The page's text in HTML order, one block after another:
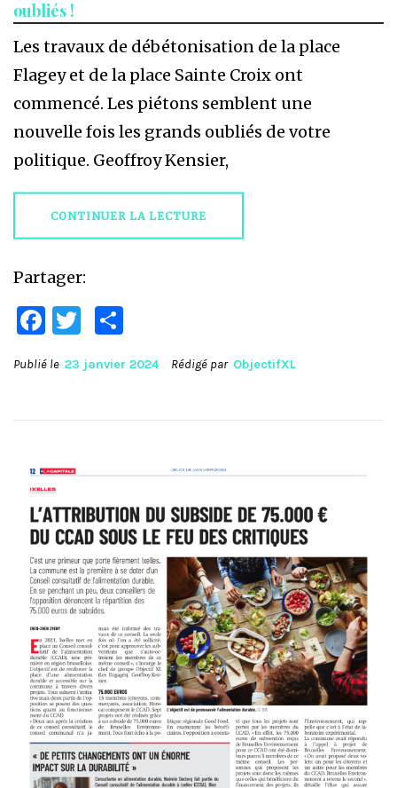
oubliés !
Les travaux de débétonisation de la place
Flagey et de la place Sainte Croix ont
commencé. Les piétons semblent une
nouvelle fois les grands oubliés de votre
politique. Geoffroy Kensier,
CONTINUER LA LECTURE
Partager:
Facebook
Twitter
Publié le 23 janvier 2024 Rédigé par ObjectifXL